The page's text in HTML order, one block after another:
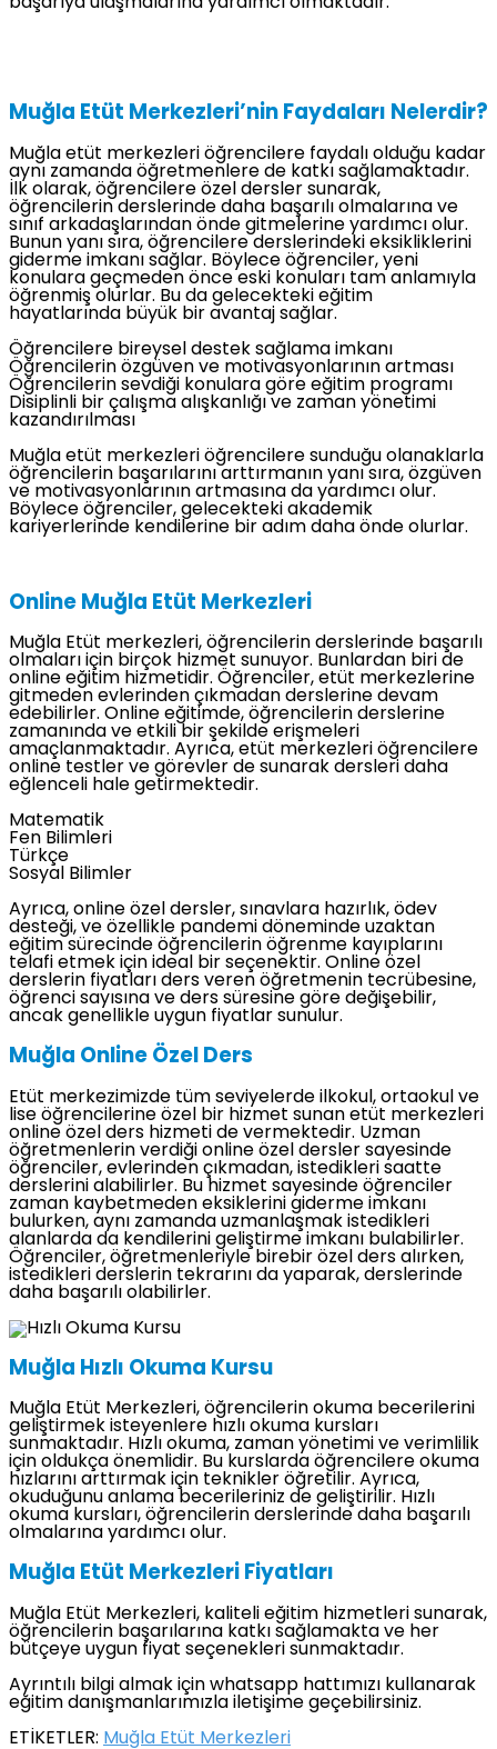
Muğla Etüt Merkezleri’nin Faydaları Nelerdir?
Muğla etüt merkezleri öğrencilere faydalı olduğu kadar
aynı zamanda öğretmenlere de katkı sağlamaktadır.
İlk olarak, öğrencilere özel dersler sunarak,
öğrencilerin derslerinde daha başarılı olmalarına ve
sınıf arkadaşlarından önde gitmelerine yardımcı olur.
Bunun yanı sıra, öğrencilere derslerindeki eksikliklerini
giderme imkanı sağlar. Böylece öğrenciler, yeni
konulara geçmeden önce eski konuları tam anlamıyla
öğrenmiş olurlar. Bu da gelecekteki eğitim
hayatlarında büyük bir avantaj sağlar.
Öğrencilere bireysel destek sağlama imkanı
Öğrencilerin özgüven ve motivasyonlarının artması
Öğrencilerin sevdiği konulara göre eğitim programı
Disiplinli bir çalışma alışkanlığı ve zaman yönetimi
kazandırılması
Muğla etüt merkezleri öğrencilere sunduğu olanaklarla
öğrencilerin başarılarını arttırmanın yanı sıra, özgüven
ve motivasyonlarının artmasına da yardımcı olur.
Böylece öğrenciler, gelecekteki akademik
kariyerlerinde kendilerine bir adım daha önde olurlar.
Online Muğla Etüt Merkezleri
Muğla Etüt merkezleri, öğrencilerin derslerinde başarılı
olmaları için birçok hizmet sunuyor. Bunlardan biri de
online eğitim hizmetidir. Öğrenciler, etüt merkezlerine
gitmeden evlerinden çıkmadan derslerine devam
edebilirler. Online eğitimde, öğrencilerin derslerine
zamanında ve etkili bir şekilde erişmeleri
amaçlanmaktadır. Ayrıca, etüt merkezleri öğrencilere
online testler ve görevler de sunarak dersleri daha
eğlenceli hale getirmektedir.
Matematik
Fen Bilimleri
Türkçe
Sosyal Bilimler
Ayrıca, online özel dersler, sınavlara hazırlık, ödev
desteği, ve özellikle pandemi döneminde uzaktan
eğitim sürecinde öğrencilerin öğrenme kayıplarını
telafi etmek için ideal bir seçenektir. Online özel
derslerin fiyatları ders veren öğretmenin tecrübesine,
öğrenci sayısına ve ders süresine göre değişebilir,
ancak genellikle uygun fiyatlar sunulur.
Muğla Online Özel Ders
Etüt merkezimizde tüm seviyelerde ilkokul, ortaokul ve
lise öğrencilerine özel bir hizmet sunan etüt merkezleri
online özel ders hizmeti de vermektedir. Uzman
öğretmenlerin verdiği online özel dersler sayesinde
öğrenciler, evlerinden çıkmadan, istedikleri saatte
derslerini alabilirler. Bu hizmet sayesinde öğrenciler
zaman kaybetmeden eksiklerini giderme imkanı
bulurken, aynı zamanda uzmanlaşmak istedikleri
alanlarda da kendilerini geliştirme imkanı bulabilirler.
Öğrenciler, öğretmenleriyle birebir özel ders alırken,
istedikleri derslerin tekrarını da yaparak, derslerinde
daha başarılı olabilirler.
Muğla Hızlı Okuma Kursu
Muğla Etüt Merkezleri, öğrencilerin okuma becerilerini
geliştirmek isteyenlere hızlı okuma kursları
sunmaktadır. Hızlı okuma, zaman yönetimi ve verimlilik
için oldukça önemlidir. Bu kurslarda öğrencilere okuma
hızlarını arttırmak için teknikler öğretilir. Ayrıca,
okuduğunu anlama becerileriniz de geliştirilir. Hızlı
okuma kursları, öğrencilerin derslerinde daha başarılı
olmalarına yardımcı olur.
Muğla Etüt Merkezleri Fiyatları
Muğla Etüt Merkezleri, kaliteli eğitim hizmetleri sunarak,
öğrencilerin başarılarına katkı sağlamakta ve her
bütçeye uygun fiyat seçenekleri sunmaktadır.
Ayrıntılı bilgi almak için whatsapp hattımızı kullanarak
eğitim danışmanlarımızla iletişime geçebilirsiniz.
ETİKETLER: Muğla Etüt Merkezleri